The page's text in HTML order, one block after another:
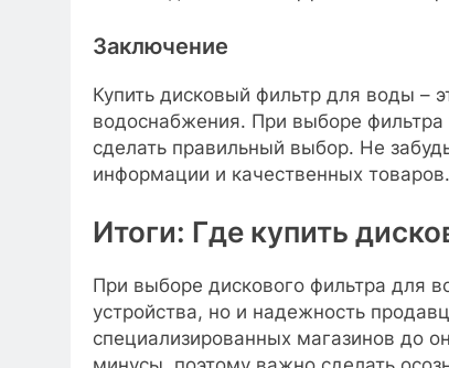
Заключение
Купить дисковый фильтр для воды –
водоснабжения. При выборе
сделать правильный выбор. Не
информации и качественных товаров.
Итоги: Где купить
При выборе дискового фильтра для
устройства, но и надежность
специализированных магазинов до